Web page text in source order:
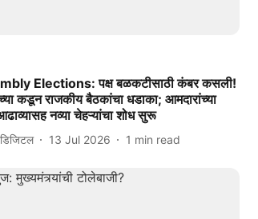
Elections: पक्ष बळकटीसाठी कंबर कसली!
कडून राजकीय बैठकांचा धडाका; आमदारांच्या
नव्या चेहऱ्यांचा शोध सुरू
13 Jul 2026 1 min read